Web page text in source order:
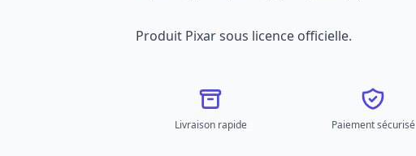
Produit Pixar sous licence officielle.
Livraison rapide Paiement sécurisé